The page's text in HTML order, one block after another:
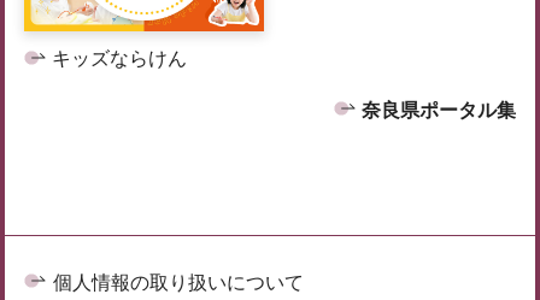
キッズならけん
奈良県ポータル集
個人情報の取り扱いについて